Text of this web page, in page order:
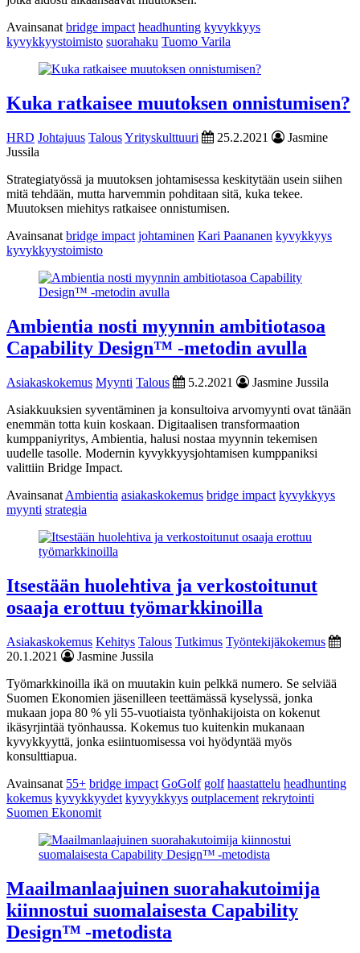
Avainsanatbridge impact headhunting kyvykkyys
kyvykkyystoimisto suorahaku Tuomo Varila
Kuka ratkaisee muutoksen onnistumisen?
HRD Johtajuus TalousYrityskulttuuri 25.2.2021
Jasmine
Jussila
Strategiatyössä ja muutoksen johtamisessa keskitytään usein siihen
mitä tehdään, mutta harvemmin pohditaan sitä, kuka tekee.
Muutoksen miehitys ratkaisee onnistumisen.
Avainsanat bridge impact johtaminen Kari Paananen kyvykkyys
kyvykkyystoimisto
Ambientia nosti myynnin ambitiotasoa
Capability Design™ -metodin avulla
Asiakaskokemus Myynti Talous 5.2.2021
Jasmine Jussila
Asiakkuuksien syventäminen ja konsultoiva arvomyynti ovat tänään
enemmän totta kuin koskaan. Digitaalisen transformaation
kumppaniyritys, Ambientia, halusi nostaa myynnin tekemisen
uudelle tasolle. Modernin kyvykkyysjohtamisen kumppaniksi
valittiin Bridge Impact.
Avainsanat Ambientia asiakaskokemus bridge impact kyvykkyys
myynti strategia
Itsestään huolehtiva ja verkostoitunut
osaaja erottuu työmarkkinoilla
Asiakaskokemus Kehitys Talous Tutkimus Työntekijäkokemus
20.1.2021
Jasmine Jussila
Työmarkkinoilla ikä on muutakin kuin pelkkä numero. Se selviää
Suomen Ekonomien jäsenilleen teettämässä kyselyssä, jonka
mukaan jopa 80 % yli 55-vuotiaista työnhakijoista on kokenut
ikäsyrjintää työnhaussa. Kokemus tuo kuitenkin mukanaan
kyvykkyyttä, jonka esiintuomisessa voi hyödyntää myös
konsulttiapua.
Avainsanat 55+ bridge impact GoGolf golf haastattelu headhunting
kokemus kyvykkyydet kyvyykkyys outplacement rekrytointi
Suomen Ekonomit
Maailmanlaajuinen suorahakutoimija
kiinnostui suomalaisesta Capability
Design™ -metodista